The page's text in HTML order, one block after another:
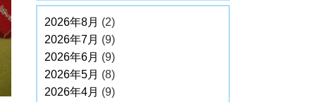
2026年8月 (2)
2026年7月 (9)
2026年6月 (9)
2026年5月 (8)
2026年4月 (9)